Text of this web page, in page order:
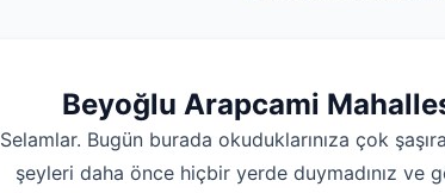
Beyoğlu Arapcami
Selamlar. Bugün burada okuduklarınıza çok
şeyleri daha önce hiçbir yerde duymadınız ve